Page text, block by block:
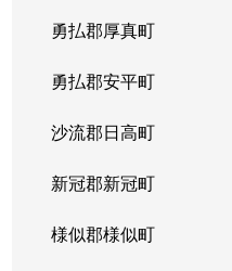
勇払郡厚真町
勇払郡安平町
沙流郡日高町
新冠郡新冠町
様似郡様似町